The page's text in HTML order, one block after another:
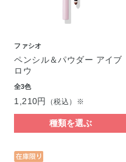
ファシオ
ペンシル＆パウダー アイブ
ロウ
全3色
1,210円 （税込）※
種類を選ぶ